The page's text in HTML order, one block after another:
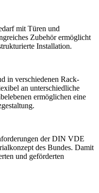
mit Türen und
Zubehör ermöglicht
Installation.
in verschiedenen Rack-
an unterschiedliche
ermöglichen eine
der DIN VDE
des Bundes. Damit
und geförderten